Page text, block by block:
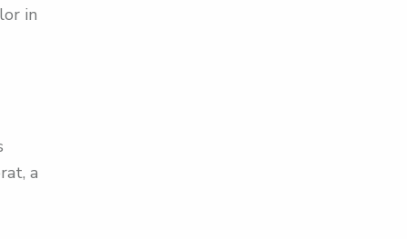
in
a